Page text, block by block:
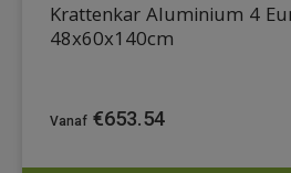
Krattenkar Aluminium 4
48x60x140cm
€653.54